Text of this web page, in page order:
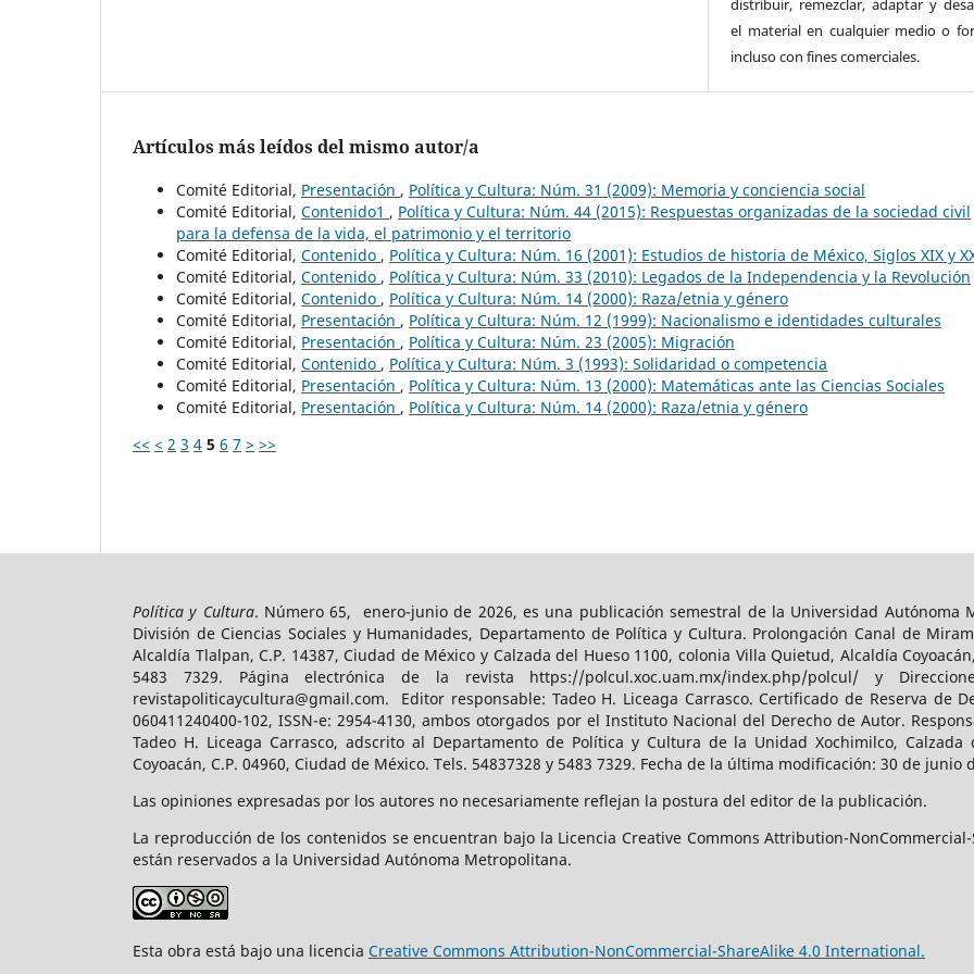
distribuir, remezclar, adaptar y
el material en cualquier medio o
incluso con fines comerciales.
Artículos más leídos del mismo autor/a
Comité Editorial, Presentación , Política y Cultura: Núm. 31 (2009): Memoria y conciencia social
Comité Editorial, Contenido1 , Política y Cultura: Núm. 44 (2015): Respuestas organizadas de la sociedad civil
para la defensa de la vida, el patrimonio y el territorio
Comité Editorial, Contenido , Política y Cultura: Núm. 16 (2001): Estudios de historia de México, Siglos XIX y
Comité Editorial, Contenido , Política y Cultura: Núm. 33 (2010): Legados de la Independencia y la Revolución
Comité Editorial, Contenido , Política y Cultura: Núm. 14 (2000): Raza/etnia y género
Comité Editorial, Presentación , Política y Cultura: Núm. 12 (1999): Nacionalismo e identidades culturales
Comité Editorial, Presentación , Política y Cultura: Núm. 23 (2005): Migración
Comité Editorial, Contenido , Política y Cultura: Núm. 3 (1993): Solidaridad o competencia
Comité Editorial, Presentación , Política y Cultura: Núm. 13 (2000): Matemáticas ante las Ciencias Sociales
Comité Editorial, Presentación , Política y Cultura: Núm. 14 (2000): Raza/etnia y género
<< < 2 3 4 5 6 7 > >>
Política y Cultura. Número 65, enero-junio de 2026, es una publicación semestral de la Universidad Autónoma
División de Ciencias Sociales y Humanidades, Departamento de Política y Cultura. Prolongación Canal de
Alcaldía Tlalpan, C.P. 14387, Ciudad de México y Calzada del Hueso 1100, colonia Villa Quietud, Alcaldía
5483 7329. Página electrónica de la revista https://polcul.xoc.uam.mx/index.php/polcul/ y
revistapoliticaycultura@gmail.com. Editor responsable: Tadeo H. Liceaga Carrasco. Certificado de Reserva de
060411240400-102, ISSN-e: 2954-4130, ambos otorgados por el Instituto Nacional del Derecho de Autor.
Tadeo H. Liceaga Carrasco, adscrito al Departamento de Política y Cultura de la Unidad Xochimilco,
Coyoacán, C.P. 04960, Ciudad de México. Tels. 54837328 y 5483 7329. Fecha de la última modificación: 30 de junio
Las opiniones expresadas por los autores no necesariamente reflejan la postura del editor de la publicación.
La reproducción de los contenidos se encuentran bajo la Licencia Creative Commons Attribution-
están reservados a la Universidad Autónoma Metropolitana.
Esta obra está bajo una licencia Creative Commons Attribution-NonCommercial-ShareAlike 4.0 International.